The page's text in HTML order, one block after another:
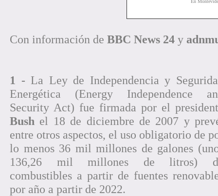
En
Con información de BBC News 24 y
1 - La Ley de Independencia y
Energética (Energy Independence
Security Act) fue firmada por el
Bush el 18 de diciembre de 2007 y
entre otros aspectos, el uso obligatorio de
lo menos 36 mil millones de galones
136,26 mil millones de litros)
combustibles a partir de fuentes
por año a partir de 2022.